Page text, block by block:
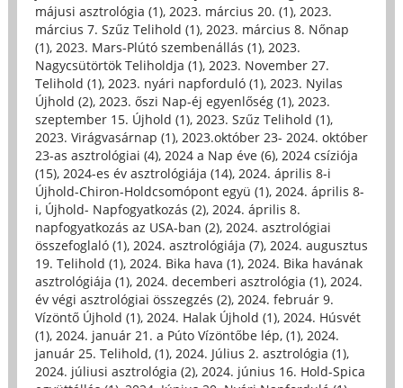
májusi asztrológia (1), 2023. március 20. (1), 2023.
március 7. Szűz Telihold (1), 2023. március 8. Nőnap
(1), 2023. Mars-Plútó szembenállás (1), 2023.
Nagycsütörtök Teliholdja (1), 2023. November 27.
Telihold (1), 2023. nyári napforduló (1), 2023. Nyilas
Újhold (2), 2023. őszi Nap-éj egyenlőség (1), 2023.
szeptember 15. Újhold (1), 2023. Szűz Telihold (1),
2023. Virágvasárnap (1), 2023.október 23- 2024. október
23-as asztrológiai (4), 2024 a Nap éve (6), 2024 csíziója
(15), 2024-es év asztrológiája (14), 2024. április 8-i
Újhold-Chiron-Holdcsomópont együ (1), 2024. április 8-
i, Újhold- Napfogyatkozás (2), 2024. április 8.
napfogyatkozás az USA-ban (2), 2024. asztrológiai
összefoglaló (1), 2024. asztrológiája (7), 2024. augusztus
19. Telihold (1), 2024. Bika hava (1), 2024. Bika havának
asztrológiája (1), 2024. decemberi asztrológia (1), 2024.
év végi asztrológiai összegzés (2), 2024. február 9.
Vízöntő Újhold (1), 2024. Halak Újhold (1), 2024. Húsvét
(1), 2024. január 21. a Púto Vízöntőbe lép, (1), 2024.
január 25. Telihold, (1), 2024. Július 2. asztrológia (1),
2024. júliusi asztrológia (2), 2024. június 16. Hold-Spica